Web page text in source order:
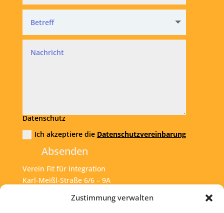
Zustimmung verwalten
Datenschutz
Ich akzeptiere die Datenschutzvereinbarung
Absenden
Verein Fit für Integration
Karl-Meißl-Straße 6/6 – 9A